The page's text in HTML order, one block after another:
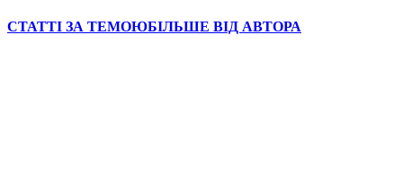
СТАТТІ ЗА ТЕМОЮБІЛЬШЕ ВІД АВТОРА